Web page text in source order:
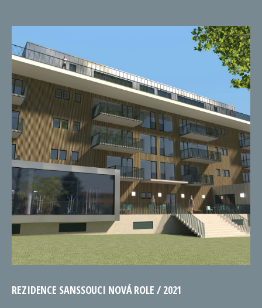
REZIDENCE SANSSOUCI NOVÁ ROLE / 2021